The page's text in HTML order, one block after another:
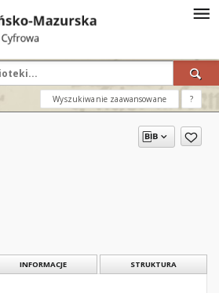
Wyszukiwanie zaawansowane ?
INFORMACJE STRUKTURA